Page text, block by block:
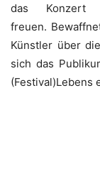
das Konzert
freuen.
Künstler über
sich das
(Festival)Lebens